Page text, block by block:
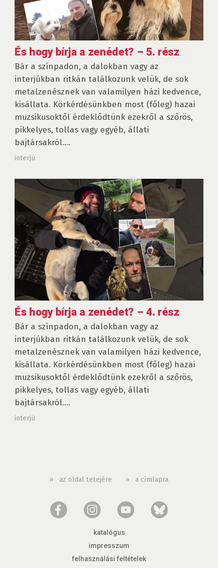
És hogy bírja a zenédet? – 5. rész
Bár a színpadon, a dalokban vagy az
interjúkban ritkán találkozunk velük, de sok
metalzenésznek van valamilyen házi kedvence,
kisállata. Körkérdésünkben most (főleg) hazai
muzsikusoktől érdeklődtünk ezekről a szőrös,
pikkelyes, tollas vagy egyéb, állati
bajtársakról....
interjú
És hogy bírja a zenédet? – 4. rész
Bár a színpadon, a dalokban vagy az
interjúkban ritkán találkozunk velük, de sok
metalzenésznek van valamilyen házi kedvence,
kisállata. Körkérdésünkben most (főleg) hazai
muzsikusoktől érdeklődtünk ezekről a szőrös,
pikkelyes, tollas vagy egyéb, állati
bajtársakról....
interjú
» az oldal tetejére » a címlapra
katalógus
impresszum
felhasználási feltételek